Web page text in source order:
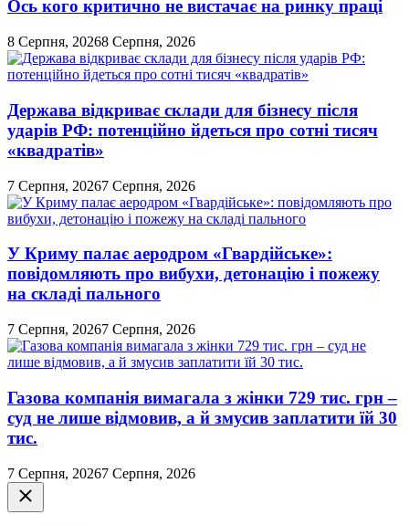
Ось кого критично не вистачає на ринку праці
8 Серпня, 20268 Серпня, 2026
Держава відкриває склади для бізнесу після
ударів РФ: потенційно йдеться про сотні тисяч
«квадратів»
7 Серпня, 20267 Серпня, 2026
У Криму палає аеродром «Гвардійське»:
повідомляють про вибухи, детонацію і пожежу
на складі пального
7 Серпня, 20267 Серпня, 2026
Газова компанія вимагала з жінки 729 тис. грн –
суд не лише відмовив, а й змусив заплатити їй 30
тис.
7 Серпня, 20267 Серпня, 2026
Закрити